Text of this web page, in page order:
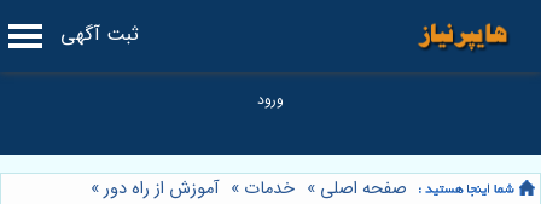
ثبت آگهی
صفحه اصلی » خدمات » آموزش از راه دور»